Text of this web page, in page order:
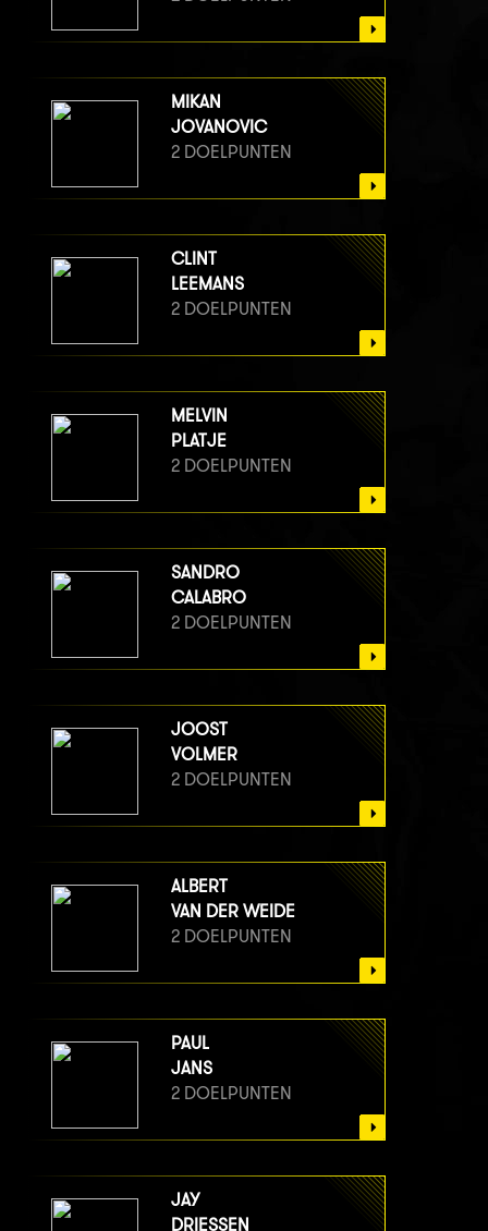
MIKAN
JOVANOVIC
2 DOELPUNTEN
CLINT
LEEMANS
2 DOELPUNTEN
MELVIN
PLATJE
2 DOELPUNTEN
SANDRO
CALABRO
2 DOELPUNTEN
JOOST
VOLMER
2 DOELPUNTEN
ALBERT
VAN DER WEIDE
2 DOELPUNTEN
PAUL
JANS
2 DOELPUNTEN
JAY
DRIESSEN